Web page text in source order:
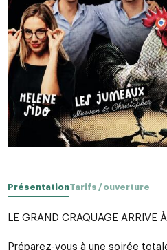
PrésentationTarifs / ouverture
LE GRAND CRAQUAGE ARRIVE
Préparez-vous à une soirée